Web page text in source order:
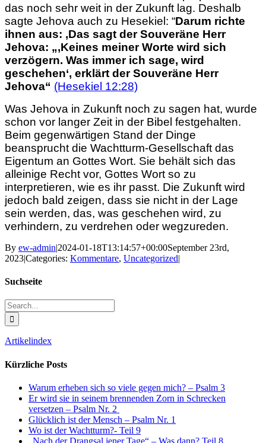
das noch sehr weit in der Zukunft lag. Deshalb
sagte Jehova auch zu Hesekiel: “Darum richte
ihnen aus: ‚Das sagt der Souveräne Herr
Jehova: „‚Keines meiner Worte wird sich
verzögern. Was immer ich sage, wird
geschehen‘, erklärt der Souveräne Herr
Jehova“ (Hesekiel 12:28)
Was Jehova in Zukunft noch zu sagen hat, wurde
schon vor langer Zeit in der Bibel festgehalten.
Beim gegenwärtigen Stand der Dinge
beansprucht die Wachtturm-Gesellschaft das
Eigentum an Gottes Wort. Sie behält sich das
alleinige Recht vor, Gottes Wort so zu
interpretieren, wie es ihr passt. Die Zukunft wird
jedoch bald zeigen, dass sie nicht in der Lage
sein werden, das, was geschehen wird, zu
verhindern, zu verdrehen oder wegzureden.
By ew-admin|2024-01-18T13:14:57+00:00September 23rd,
2023|Categories: Kommentare, Uncategorized|
Suchseite
Search
for:
Artikelindex
Kürzliche Posts
Warum erheben sich so viele gegen mich? – Psalm 3
Er wird sie in seinem brennenden Zorn in Schrecken
versetzen – Psalm Nr. 2
Glücklich ist der Mensch – Psalm Nr. 1
Wo ist der Wachtturm?- Teil 9
„Nach der Drangsal jener Tage“ – Was dann? Teil 8